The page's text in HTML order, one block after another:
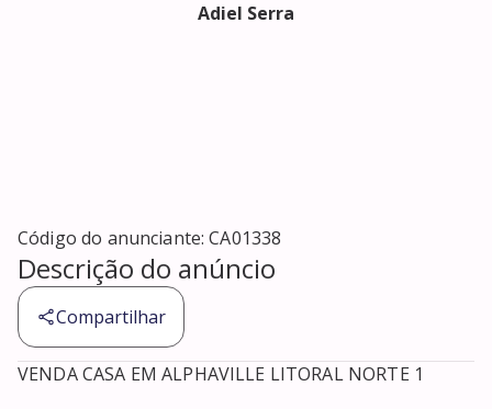
Adiel Serra
Código do anunciante:CA01338
Descrição do anúncio
Compartilhar
VENDA CASA EM ALPHAVILLE LITORAL NORTE 1